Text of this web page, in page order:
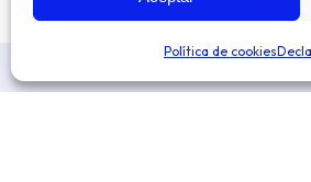
Política de cookies